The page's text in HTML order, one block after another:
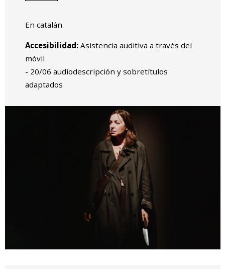
En catalán.
Accesibilidad: Asistencia auditiva a través del
móvil
- 20/06 audiodescripción y sobretítulos
adaptados